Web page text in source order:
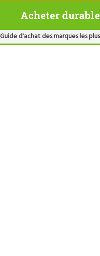
Acheter durable
Guide d'achat des marques les